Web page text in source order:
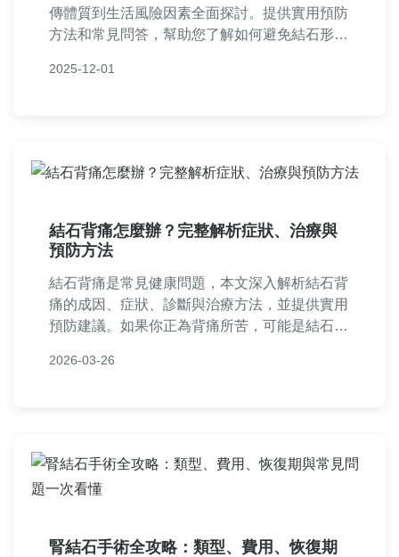
傳體質到生活風險因素全面探討。提供實用預防
方法和常見問答，幫助您了解如何避免結石形
草酸鈣結石原因的疑問。
2025-12-01
結石背痛怎麼辦？完整解析症狀、治療與
預防方法
結石背痛是常見健康問題，本文深入解析結石背
痛的成因、症狀、診斷與治療方法，並提供實用
預防建議。如果你正為背痛所苦，可能是結石惹
療。內容涵蓋飲食調整、就醫時機、居家緩解技
2026-03-26
腎結石手術全攻略：類型、費用、恢復期